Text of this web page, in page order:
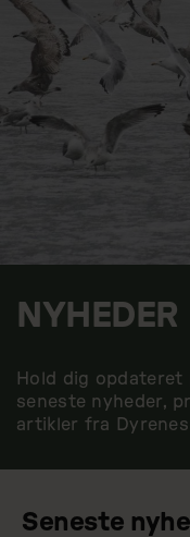
NYHEDER
Hold dig opdateret
seneste nyheder,
artikler fra
Seneste